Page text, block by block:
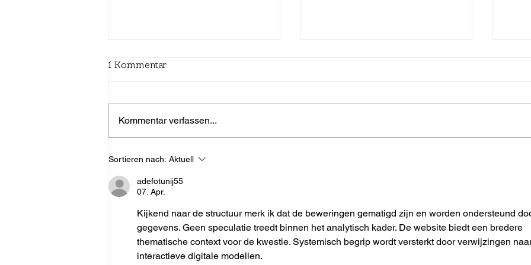
11 Gründe, Hong-So zu
1 Kommentar
Kommentar verfassen...
Sortieren nach: Aktuell
adefotunij55
07. Apr.
Kijkend naar de structuur merk ik dat de beweringen gematigd zijn en worden ondersteund
gegevens. Geen speculatie treedt binnen het analytisch kader. De website biedt een bredere
thematische context voor de kwestie. Systemisch begrip wordt versterkt door verwijzingen
interactieve digitale modellen.